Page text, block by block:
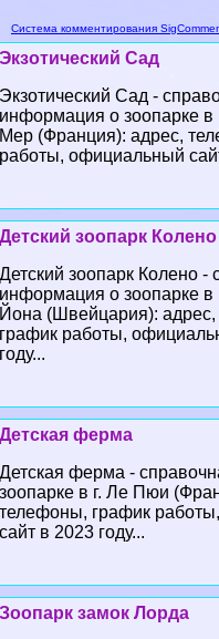
Система комментирования
Экзотический Сад
Экзотический Сад -
информация о зоопарке
Мер (Франция): адрес,
работы, официальный
Детский зоопарк Колено
Детский зоопарк Колено -
информация о зоопарке в
Йона (Швейцария):
график работы,
году...
Детская ферма
Детская ферма -
зоопарке в г. Ле Пюи
телефоны, график
сайт в 2023 году...
Зоопарк замок Лорда